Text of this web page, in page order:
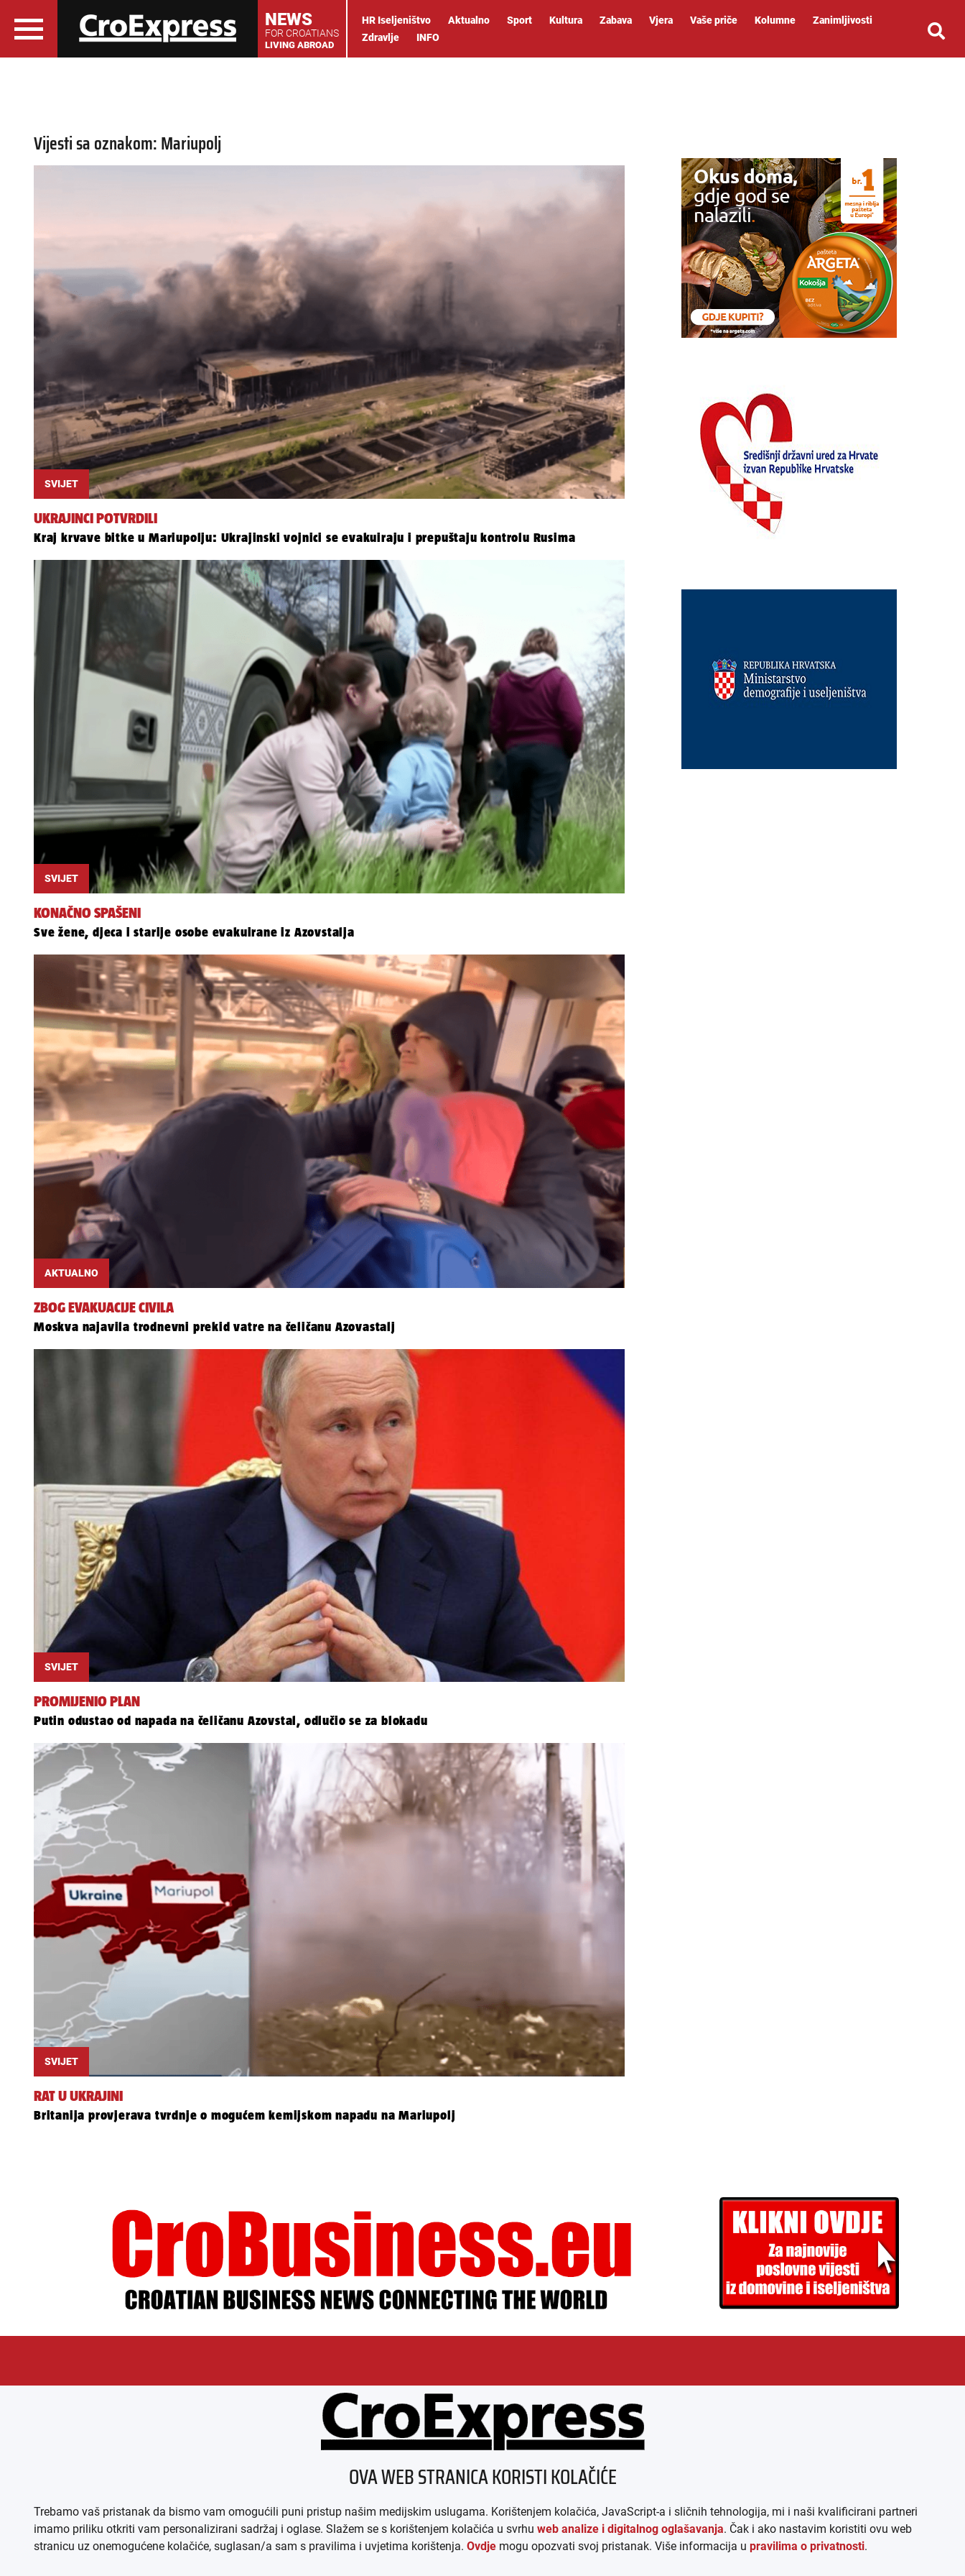
NEWS
FOR CROATIANS
LIVING ABROAD
HR Iseljeništvo Aktualno Sport Kultura Zabava Vjera Vaše priče Kolumne
Zanimljivosti
Zdravlje
INFO
Vijesti sa oznakom: Mariupolj
SVIJET
UKRAJINCI POTVRDILI
Kraj krvave bitke u Mariupolju: Ukrajinski vojnici se evakuiraju i prepuštaju kontrolu Rusima
SVIJET
KONAČNO SPAŠENI
Sve žene, djeca i starije osobe evakuirane iz Azovstalja
AKTUALNO
ZBOG EVAKUACIJE CIVILA
Moskva najavila trodnevni prekid vatre na čeličanu Azovastalj
SVIJET
PROMIJENIO PLAN
Putin odustao od napada na čeličanu Azovstal, odlučio se za blokadu
SVIJET
RAT U UKRAJINI
Britanija provjerava tvrdnje o mogućem kemijskom napadu na Mariupolj
IMPRESSUM AGB DATENSCHUTZ MEDIADATEN
OVA WEB STRANICA KORISTI KOLAČIĆE
Trebamo vaš pristanak da bismo vam omogućili puni pristup našim medijskim uslugama. Korištenjem kolačića, JavaScript-a i sličnih tehnologija, mi i naši kvalificirani partneri
imamo priliku otkriti vam personalizirani sadržaj i oglase. Slažem se s korištenjem kolačića u svrhu web analize i digitalnog oglašavanja. Čak i ako nastavim koristiti ovu web
stranicu uz onemogućene kolačiće, suglasan/a sam s pravilima i uvjetima korištenja. Ovdje mogu opozvati svoj pristanak. Više informacija u pravilima o privatnosti.